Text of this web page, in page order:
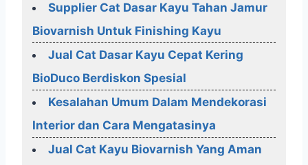
Supplier Cat Dasar Kayu Tahan Jamur
Biovarnish Untuk Finishing Kayu
Jual Cat Dasar Kayu Cepat Kering
BioDuco Berdiskon Spesial
Kesalahan Umum Dalam Mendekorasi
Interior dan Cara Mengatasinya
Jual Cat Kayu Biovarnish Yang Aman